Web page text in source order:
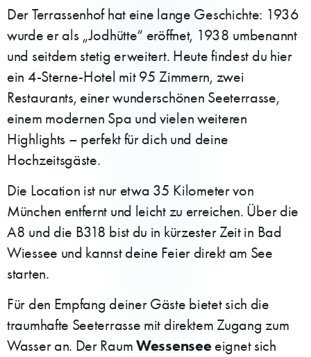
Der Terrassenhof hat eine lange Geschichte: 1936
wurde er als „Jodhütte“ eröffnet, 1938 umbenannt
und seitdem stetig erweitert. Heute findest du hier
ein 4-Sterne-Hotel mit 95 Zimmern, zwei
Restaurants, einer wunderschönen Seeterrasse,
einem modernen Spa und vielen weiteren
Highlights – perfekt für dich und deine
Hochzeitsgäste.
Die Location ist nur etwa 35 Kilometer von
München entfernt und leicht zu erreichen. Über die
A8 und die B318 bist du in kürzester Zeit in Bad
Wiessee und kannst deine Feier direkt am See
starten.
Für den Empfang deiner Gäste bietet sich die
traumhafte Seeterrasse mit direktem Zugang zum
Wasser an. Der RaumWessenseeeignet sich